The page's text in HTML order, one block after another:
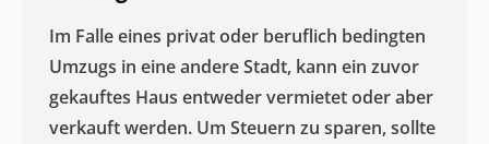
Im Falle eines privat oder beruflich bedingten
Umzugs in eine andere Stadt, kann ein zuvor
gekauftes Haus entweder vermietet oder aber
verkauft werden. Um Steuern zu sparen, sollte